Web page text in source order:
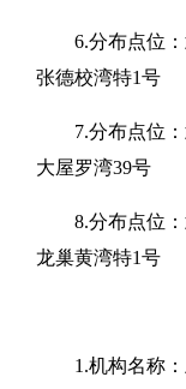
6.分布点位
张德校湾特1号
7.分布点位
大屋罗湾39号
8.分布点位
龙巢黄湾特1号
1.机构名称：